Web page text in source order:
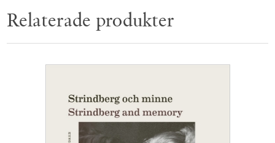
Relaterade produkter